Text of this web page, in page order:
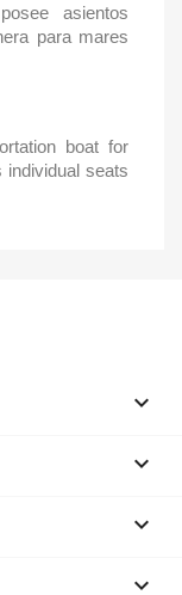
asientos
para mares
boat for
seats



